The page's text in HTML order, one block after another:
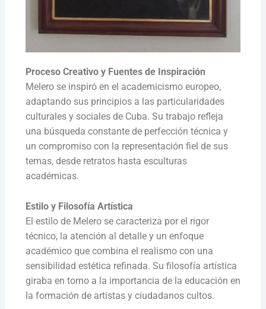
Proceso Creativo y Fuentes de Inspiración
Melero se inspiró en el academicismo europeo,
adaptando sus principios a las particularidades
culturales y sociales de Cuba. Su trabajo refleja
una búsqueda constante de perfección técnica y
un compromiso con la representación fiel de sus
temas, desde retratos hasta esculturas
académicas.
Estilo y Filosofía Artística
El estilo de Melero se caracteriza por el rigor
técnico, la atención al detalle y un enfoque
académico que combina el realismo con una
sensibilidad estética refinada. Su filosofía artística
giraba en torno a la importancia de la educación en
la formación de artistas y ciudadanos cultos.